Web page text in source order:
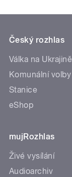
Český rozhlas
Válka na Ukrajině
Komunální volby
Stanice
eShop
mujRozhlas
Živé vysílání
Audioarchiv